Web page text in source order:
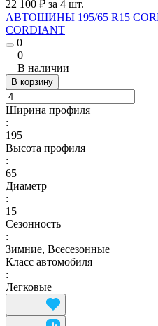
22 100 ₽ за 4 шт.
АВТОШИНЫ 195/65 R15
CORDIANT
0
0
В наличии
В корзину
Ширина профиля
:
195
Высота профиля
:
65
Диаметр
:
15
Сезонность
:
Зимние, Всесезонные
Класс автомобиля
:
Легковые